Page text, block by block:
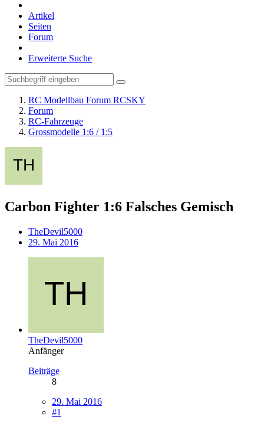
Artikel
Seiten
Forum
Erweiterte Suche
RC Modellbau Forum RCSKY
Forum
RC-Fahrzeuge
Grossmodelle 1:6 / 1:5
Carbon Fighter 1:6 Falsches Gemisch
TheDevil5000
29. Mai 2016
TheDevil5000
Anfänger
Beiträge
8
29. Mai 2016
#1